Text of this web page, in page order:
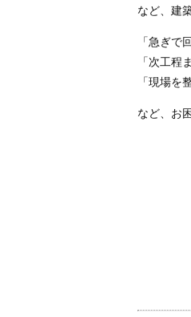
など、建
「急ぎで
「次工程
「現場を
など、お